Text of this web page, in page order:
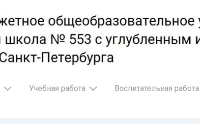
Учебная работа Воспитательная работа